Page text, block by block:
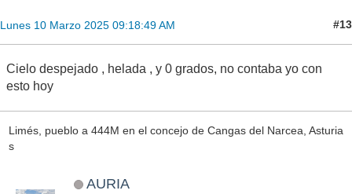
Lunes 10 Marzo 2025 09:18:49 AM #13
Cielo despejado , helada , y 0 grados, no contaba yo con
esto hoy
Limés, pueblo a 444M en el concejo de Cangas del Narcea, Asturia
s
AURIA